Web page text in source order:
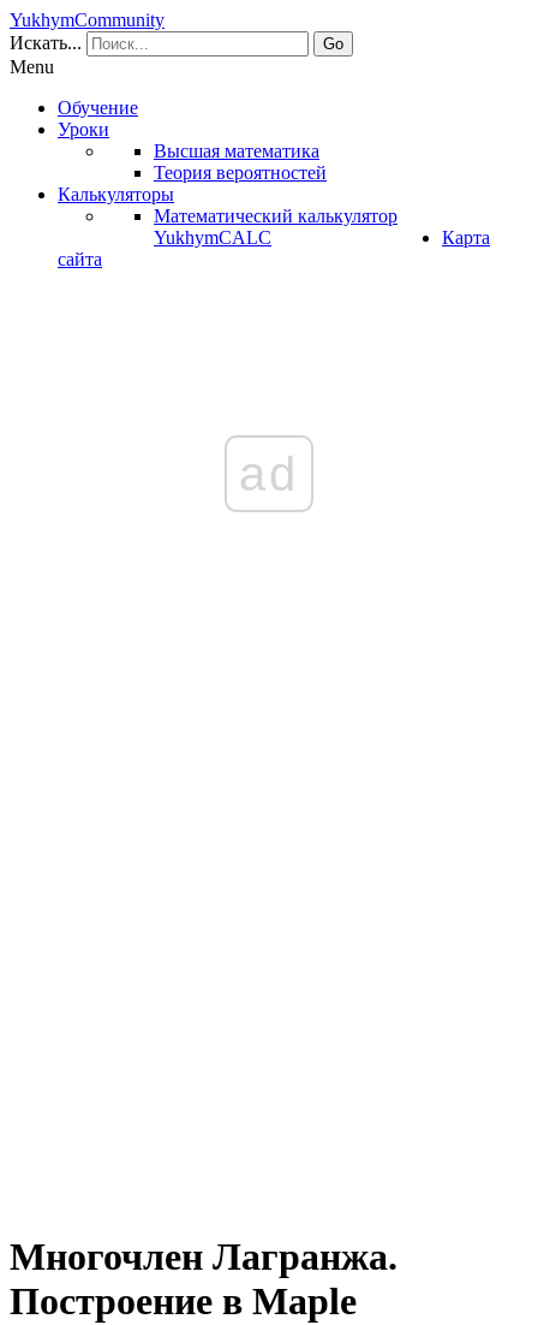
YukhymCommunity
Искать...
Go
Menu
Обучение
Уроки
Высшая математика
Теория вероятностей
Калькуляторы
Математический калькулятор
YukhymCALC
Карта
сайта
ad
Многочлен Лагранжа.
Построение в Maple